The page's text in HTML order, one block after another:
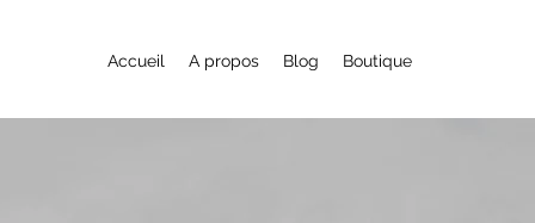
Accueil A propos Blog Boutique